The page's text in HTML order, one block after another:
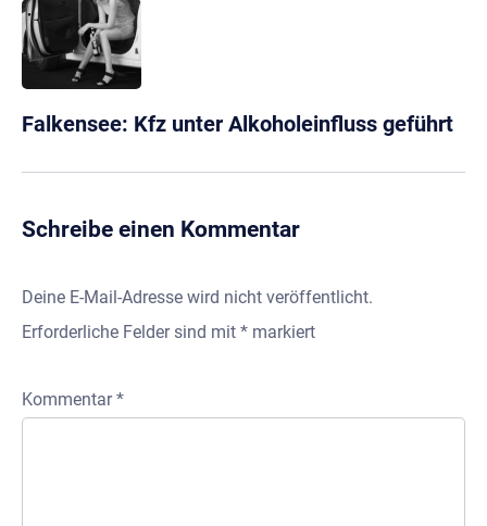
Falkensee: Kfz unter Alkoholeinfluss geführt
Schreibe einen Kommentar
Deine E-Mail-Adresse wird nicht veröffentlicht.
Erforderliche Felder sind mit * markiert
Kommentar*